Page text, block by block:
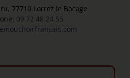
77710 Lorrez le Bocage
09 72 48 24 55